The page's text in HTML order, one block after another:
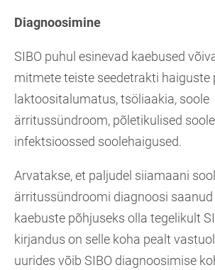
Diagnoosimine
SIBO puhul esinevad kaebused
mitmete teiste seedetrakti haiguste
laktoositalumatus, tsöliaakia, soole
ärritussündroom, põletikulised
infektsioossed soolehaigused.
Arvatakse, et paljudel siiamaani
ärritussündroomi diagnoosi
kaebuste põhjuseks olla tegelikult
kirjandus on selle koha pealt
uurides võib SIBO diagnoosimise